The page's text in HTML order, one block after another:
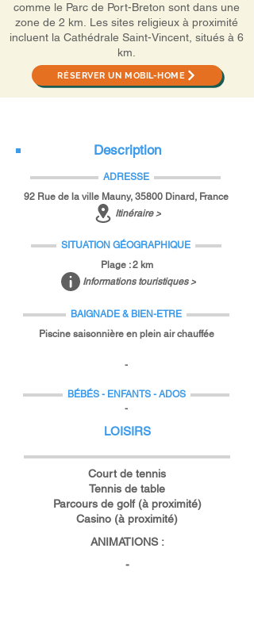
comme le Parc de Port-Breton sont dans une
zone de 2 km. Les sites religieux à proximité
incluent la Cathédrale Saint-Vincent, situés à 6
km.
RÉSERVER UN MOBIL-HOME
ADRESSE
92 Rue de la ville Mauny, 35800 Dinard, France
Itinéraire >
SITUATION GÉOGRAPHIQUE
Plage : 2 km
Informations touristiques >
BAIGNADE & BIEN-ETRE
Piscine saisonnière en plein air chauffée
-
BÉBÉS - ENFANTS - ADOS
-
LOISIRS
Court de tennis
Tennis de table
Parcours de golf (à proximité)
Casino (à proximité)
ANIMATIONS :
-
Description